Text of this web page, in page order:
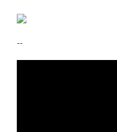
--